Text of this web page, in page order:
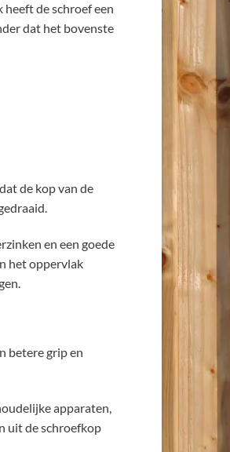
de schroef een
dat het bovenste
de kop van de
en een goede
het oppervlak
betere grip en
apparaten,
uit de schroefkop